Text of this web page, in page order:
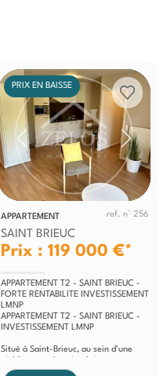
PRIX EN BAISSE
APPARTEMENT ref. n° 256
SAINT BRIEUC
Prix : 119 000 €*
APPARTEMENT T2 - SAINT BRIEUC -
FORTE RENTABILITE INVESTISSEMENT
LMNP
APPARTEMENT T2 - SAINT BRIEUC -
INVESTISSEMENT LMNP
Situé à Saint-Brieuc, au sein d'une
découvrir ce T2 d'environ...